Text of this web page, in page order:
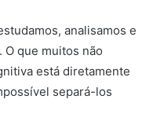
analisamos e
que muitos não
está diretamente
separá-los